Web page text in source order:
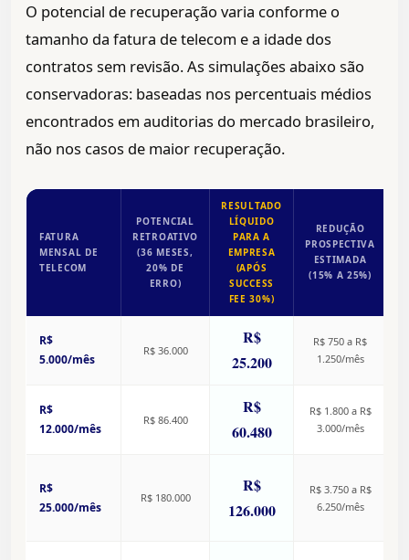
O potencial de recuperação varia conforme o
tamanho da fatura de telecom e a idade dos
contratos sem revisão. As simulações abaixo são
conservadoras: baseadas nos percentuais médios
encontrados em auditorias do mercado brasileiro,
não nos casos de maior recuperação.
FATURA
MENSAL DE
TELECOM
POTENCIAL
RETROATIVO
(36 MESES,
20% DE
ERRO)
RESULTADO
LÍQUIDO
PARA A
EMPRESA
(APÓS
SUCCESS
FEE 30%)
REDUÇÃO
PROSPECTIVA
ESTIMADA
(15% A 25%)
R$
5.000/mês
R$ 36.000
R$
25.200
R$ 750 a R$
1.250/mês
R$
12.000/mês
R$ 86.400
R$
60.480
R$ 1.800 a R$
3.000/mês
R$
25.000/mês
R$ 180.000
R$
126.000
R$ 3.750 a R$
6.250/mês